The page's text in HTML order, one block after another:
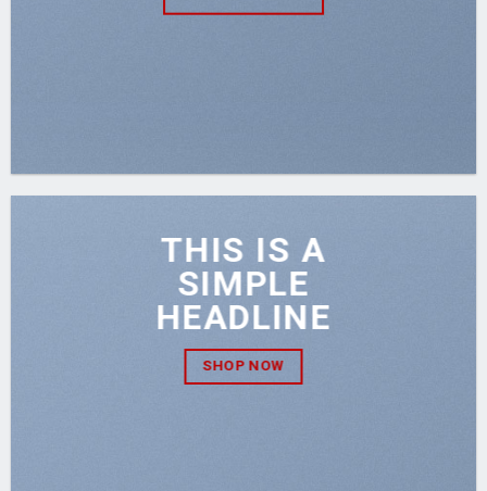
THIS IS A
SIMPLE
HEADLINE
SHOP NOW